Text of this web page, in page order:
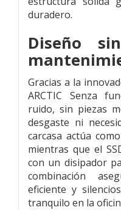
duradero.
Diseño
Gracias a la
ARCTIC Senza
ruido, sin piezas
desgaste ni
carcasa actúa
mientras que el
con un disipador
combinación
eficiente y
tranquilo en la